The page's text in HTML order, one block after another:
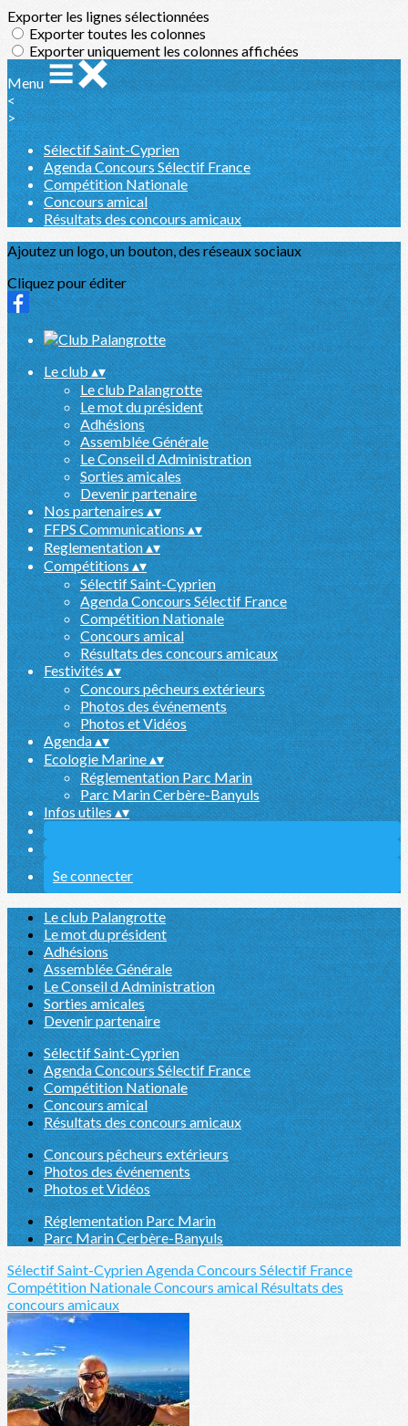
Exporter les lignes sélectionnées
Exporter toutes les colonnes
Exporter uniquement les colonnes affichées
Menu
<
>
Sélectif Saint-Cyprien
Agenda Concours Sélectif France
Compétition Nationale
Concours amical
Résultats des concours amicaux
Ajoutez un logo, un bouton, des réseaux sociaux
Cliquez pour éditer
Le club▴▾
Le club Palangrotte
Le mot du président
Adhésions
Assemblée Générale
Le Conseil d Administration
Sorties amicales
Devenir partenaire
Nos partenaires▴▾
FFPS Communications▴▾
Reglementation▴▾
Compétitions▴▾
Sélectif Saint-Cyprien
Agenda Concours Sélectif France
Compétition Nationale
Concours amical
Résultats des concours amicaux
Festivités▴▾
Concours pêcheurs extérieurs
Photos des événements
Photos et Vidéos
Agenda▴▾
Ecologie Marine▴▾
Réglementation Parc Marin
Parc Marin Cerbère-Banyuls
Infos utiles▴▾
Se connecter
Le club Palangrotte
Le mot du président
Adhésions
Assemblée Générale
Le Conseil d Administration
Sorties amicales
Devenir partenaire
Sélectif Saint-Cyprien
Agenda Concours Sélectif France
Compétition Nationale
Concours amical
Résultats des concours amicaux
Concours pêcheurs extérieurs
Photos des événements
Photos et Vidéos
Réglementation Parc Marin
Parc Marin Cerbère-Banyuls
Sélectif Saint-CyprienAgenda Concours Sélectif France
Compétition NationaleConcours amical Résultats des
concours amicaux